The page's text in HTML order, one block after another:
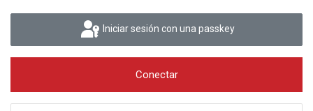
Iniciar sesión con una passkey
Conectar